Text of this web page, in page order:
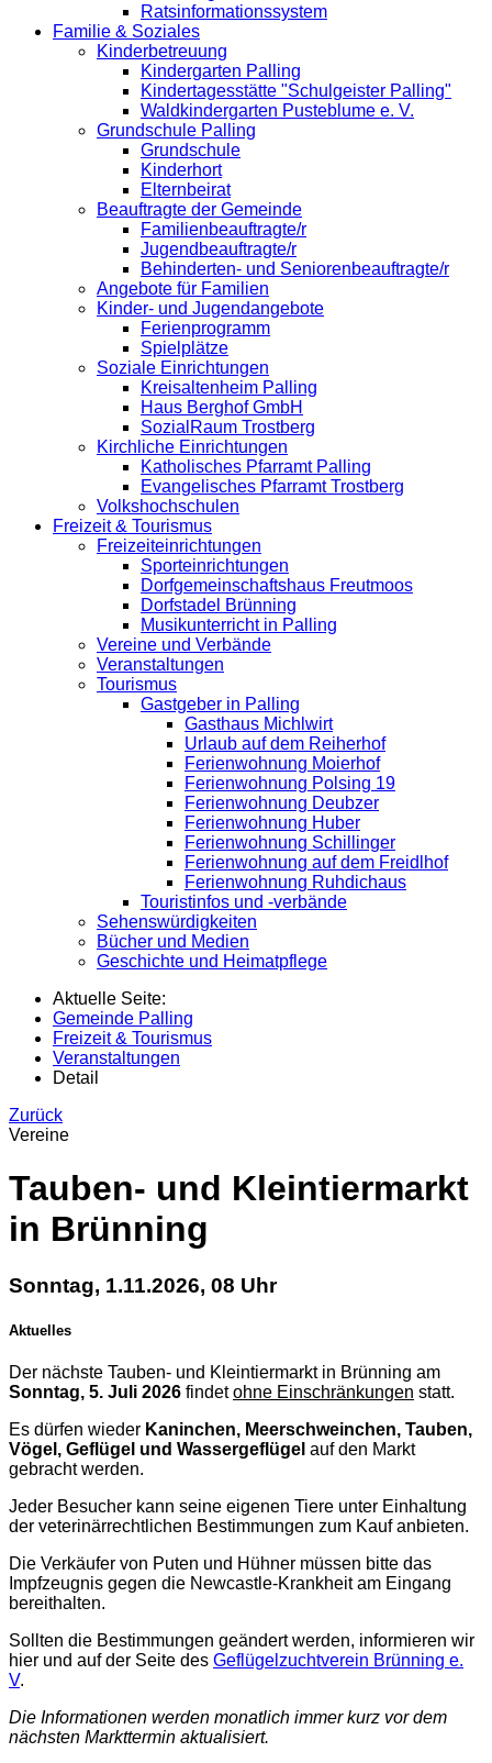
Ratsinformationssystem
Familie & Soziales
Kinderbetreuung
Kindergarten Palling
Kindertagesstätte "Schulgeister Palling"
Waldkindergarten Pusteblume e. V.
Grundschule Palling
Grundschule
Kinderhort
Elternbeirat
Beauftragte der Gemeinde
Familienbeauftragte/r
Jugendbeauftragte/r
Behinderten- und Seniorenbeauftragte/r
Angebote für Familien
Kinder- und Jugendangebote
Ferienprogramm
Spielplätze
Soziale Einrichtungen
Kreisaltenheim Palling
Haus Berghof GmbH
SozialRaum Trostberg
Kirchliche Einrichtungen
Katholisches Pfarramt Palling
Evangelisches Pfarramt Trostberg
Volkshochschulen
Freizeit & Tourismus
Freizeiteinrichtungen
Sporteinrichtungen
Dorfgemeinschaftshaus Freutmoos
Dorfstadel Brünning
Musikunterricht in Palling
Vereine und Verbände
Veranstaltungen
Tourismus
Gastgeber in Palling
Gasthaus Michlwirt
Urlaub auf dem Reiherhof
Ferienwohnung Moierhof
Ferienwohnung Polsing 19
Ferienwohnung Deubzer
Ferienwohnung Huber
Ferienwohnung Schillinger
Ferienwohnung auf dem Freidlhof
Ferienwohnung Ruhdichaus
Touristinfos und -verbände
Sehenswürdigkeiten
Bücher und Medien
Geschichte und Heimatpflege
Aktuelle Seite:
Gemeinde Palling
Freizeit & Tourismus
Veranstaltungen
Detail
Zurück
Vereine
Tauben- und Kleintiermarkt
in Brünning
Sonntag, 1.11.2026, 08 Uhr
Aktuelles
Der nächste Tauben- und Kleintiermarkt in Brünning am
Sonntag, 5. Juli 2026 findetohne Einschränkungen statt.
Es dürfen wieder Kaninchen, Meerschweinchen, Tauben,
Vögel, Geflügel und Wassergeflügel auf den Markt
gebracht werden.
Jeder Besucher kann seine eigenen Tiere unter Einhaltung
der veterinärrechtlichen Bestimmungen zum Kauf anbieten.
Die Verkäufer von Puten und Hühner müssen bitte das
Impfzeugnis gegen die Newcastle-Krankheit am Eingang
bereithalten.
Sollten die Bestimmungen geändert werden, informieren wir
hier und auf der Seite des Geflügelzuchtverein Brünning e.
V.
Die Informationen werden monatlich immer kurz vor dem
nächsten Markttermin aktualisiert.